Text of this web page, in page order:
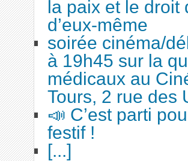
la paix et le droit
d’eux-même
soirée cinéma/
à 19h45 sur la
médicaux au
Tours, 2 rue des
📣 C’est parti
festif !
[...]